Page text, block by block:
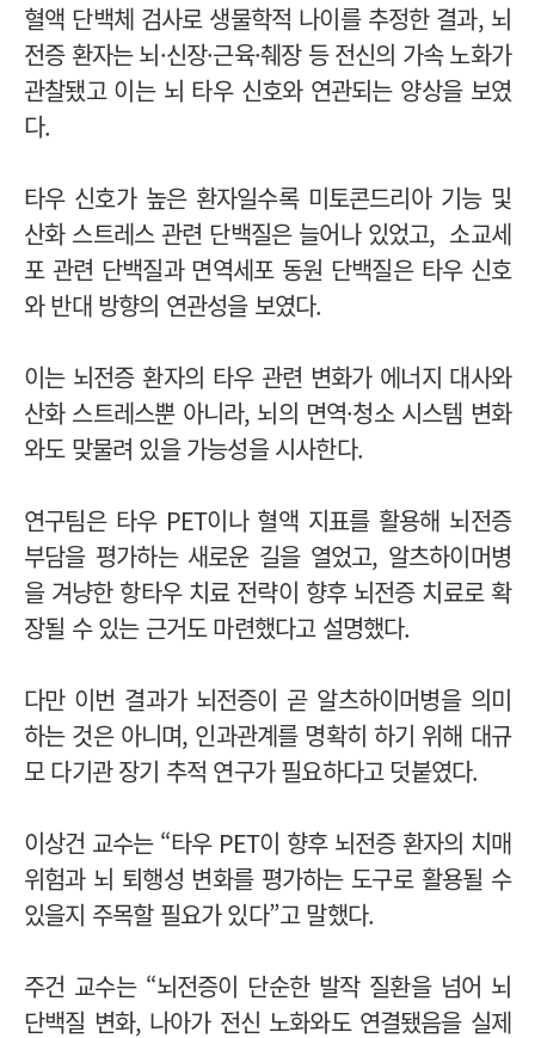
혈액 단백체 검사로 생물학적 나이를 추정한 결과, 뇌
전증 환자는 뇌·신장·근육·췌장 등 전신의 가속 노화가
관찰됐고 이는 뇌 타우 신호와 연관되는 양상을 보였
다.
타우 신호가 높은 환자일수록 미토콘드리아 기능 및
산화 스트레스 관련 단백질은 늘어나 있었고, 소교세
포 관련 단백질과 면역세포 동원 단백질은 타우 신호
와 반대 방향의 연관성을 보였다.
이는 뇌전증 환자의 타우 관련 변화가 에너지 대사와
산화 스트레스뿐 아니라, 뇌의 면역·청소 시스템 변화
와도 맞물려 있을 가능성을 시사한다.
연구팀은 타우 PET이나 혈액 지표를 활용해 뇌전증
부담을 평가하는 새로운 길을 열었고, 알츠하이머병
을 겨냥한 항타우 치료 전략이 향후 뇌전증 치료로 확
장될 수 있는 근거도 마련했다고 설명했다.
다만 이번 결과가 뇌전증이 곧 알츠하이머병을 의미
하는 것은 아니며, 인과관계를 명확히 하기 위해 대규
모 다기관 장기 추적 연구가 필요하다고 덧붙였다.
이상건 교수는 “타우 PET이 향후 뇌전증 환자의 치매
위험과 뇌 퇴행성 변화를 평가하는 도구로 활용될 수
있을지 주목할 필요가 있다”고 말했다.
주건 교수는 “뇌전증이 단순한 발작 질환을 넘어 뇌
단백질 변화, 나아가 전신 노화와도 연결됐음을 실제